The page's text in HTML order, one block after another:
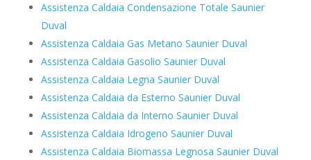
Assistenza Caldaia Condensazione Totale Saunier
Duval
Assistenza Caldaia Gas Metano Saunier Duval
Assistenza Caldaia Gasolio Saunier Duval
Assistenza Caldaia Legna Saunier Duval
Assistenza Caldaia da Esterno Saunier Duval
Assistenza Caldaia da Interno Saunier Duval
Assistenza Caldaia Idrogeno Saunier Duval
Assistenza Caldaia Biomassa Legnosa Saunier Duval